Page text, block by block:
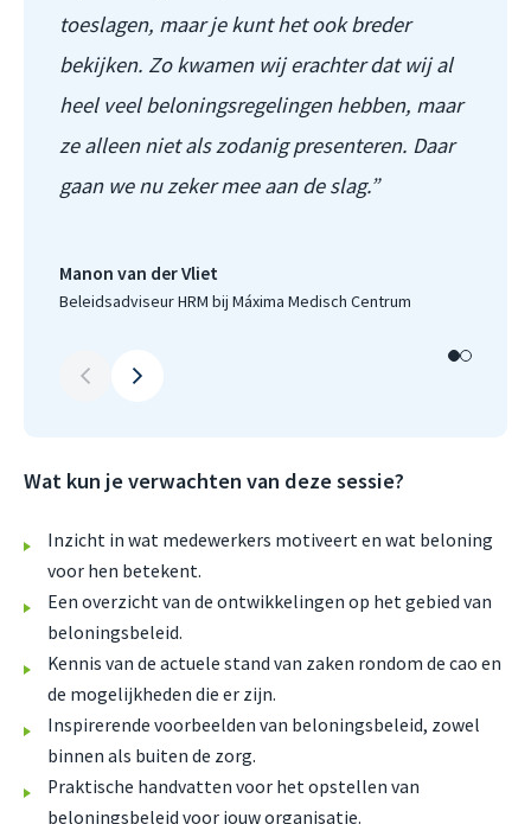
toeslagen, maar je kunt het ook breder
bekijken. Zo kwamen wij erachter dat wij al
heel veel beloningsregelingen hebben, maar
ze alleen niet als zodanig presenteren. Daar
gaan we nu zeker mee aan de slag.
Manon van der Vliet
Beleidsadviseur HRM bij Máxima Medisch Centrum
Wat kun je verwachten van deze sessie?
Inzicht in wat medewerkers motiveert en wat beloning
voor hen betekent.
Een overzicht van de ontwikkelingen op het gebied van
beloningsbeleid.
Kennis van de actuele stand van zaken rondom de cao en
de mogelijkheden die er zijn.
Inspirerende voorbeelden van beloningsbeleid, zowel
binnen als buiten de zorg.
Praktische handvatten voor het opstellen van
beloningsbeleid voor jouw organisatie.